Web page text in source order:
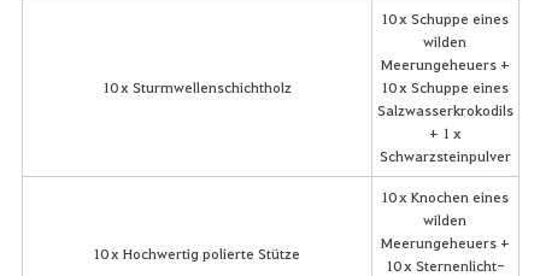
10 x Sturmwellenschichtholz
10 x Schuppe eines
wilden
Meerungeheuers +
10 x Schuppe eines
Salzwasserkrokodils
+ 1 x
Schwarzsteinpulver
10 x Hochwertig polierte Stütze
10 x Knochen eines
wilden
Meerungeheuers +
10 x Sternenlicht-